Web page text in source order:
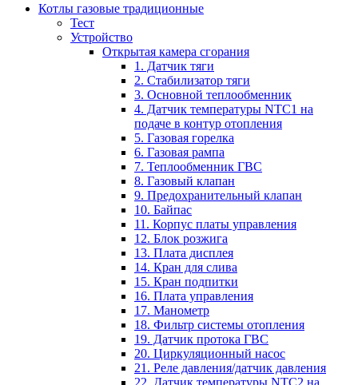
Котлы газовые традиционные
Тест
Устройство
Открытая камера сгорания
1. Датчик тяги
2. Стабилизатор тяги
3. Основной теплообменник
4. Датчик температуры NTC1 на
подаче в контур отопления
5. Газовая горелка
6. Газовая рампа
7. Теплообменник ГВС
8. Газовый клапан
9. Предохранительный клапан
10. Байпас
11. Корпус платы управления
12. Блок розжига
13. Плата дисплея
14. Кран для слива
15. Кран подпитки
16. Плата управления
17. Манометр
18. Фильтр системы отопления
19. Датчик протока ГВС
20. Циркуляционный насос
21. Реле давления/датчик давления
22. Датчик температуры NTC2 на